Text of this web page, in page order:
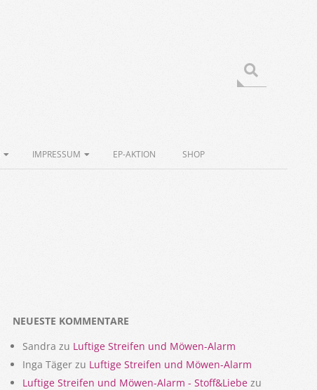
IMPRESSUM EP-AKTION SHOP
NEUESTE KOMMENTARE
Sandra zu Luftige Streifen und Möwen-Alarm
Inga Täger zu Luftige Streifen und Möwen-Alarm
Luftige Streifen und Möwen-Alarm - Stoff&Liebe zu